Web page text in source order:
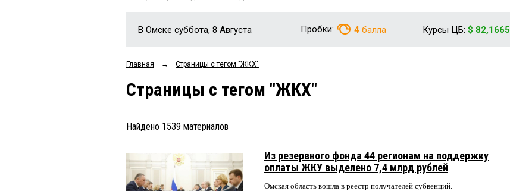
В Омске суббота, 8 Августа Пробки: 4 балла Курсы ЦБ: $ 82,1665
Главная → Страницы c тегом "ЖКХ"
Страницы c тегом "ЖКХ"
Найдено 1539 материалов
Из резервного фонда 44 регионам на поддержку
оплаты ЖКУ выделено 7,4 млрд рублей
Омская область вошла в реестр получателей субвенций.